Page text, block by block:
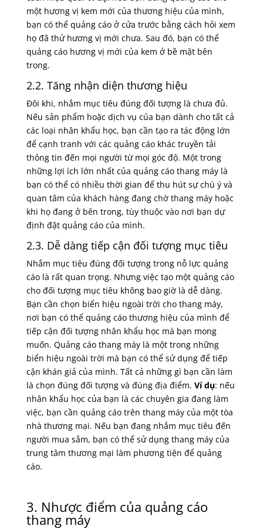
một hương vị kem mới của thương hiệu của mình,
bạn có thể quảng cáo ở cửa trước bằng cách hỏi xem
họ đã thử hương vị mới chưa. Sau đó, bạn có thể
quảng cáo hương vị mới của kem ở bề mặt bên
trong.
2.2. Tăng nhận diện thương hiệu
Đôi khi, nhắm mục tiêu đúng đối tượng là chưa đủ.
Nếu sản phẩm hoặc dịch vụ của bạn dành cho tất cả
các loại nhân khẩu học, bạn cần tạo ra tác động lớn
để cạnh tranh với các quảng cáo khác truyền tải
thông tin đến mọi người từ mọi góc độ. Một trong
những lợi ích lớn nhất của quảng cáo thang máy là
bạn có thể có nhiều thời gian để thu hút sự chú ý và
quan tâm của khách hàng đang chờ thang máy hoặc
khi họ đang ở bên trong, tùy thuộc vào nơi bạn dự
định đặt quảng cáo của mình.
2.3. Dễ dàng tiếp cận đối tượng mục tiêu
Nhắm mục tiêu đúng đối tượng trong nỗ lực quảng
cáo là rất quan trọng. Nhưng việc tạo một quảng cáo
cho đối tượng mục tiêu không bao giờ là dễ dàng.
Bạn cần chọn biển hiệu ngoài trời cho thang máy,
nơi bạn có thể quảng cáo thương hiệu của mình để
tiếp cận đối tượng nhân khẩu học mà bạn mong
muốn. Quảng cáo thang máy là một trong những
biển hiệu ngoài trời mà bạn có thể sử dụng để tiếp
cận khán giả của mình. Tất cả những gì bạn cần làm
là chọn đúng đối tượng và đúng địa điểm. Ví dụ: nếu
nhân khẩu học của bạn là các chuyên gia đang làm
việc, bạn cần quảng cáo trên thang máy của một tòa
nhà thương mại. Nếu bạn đang nhắm mục tiêu đến
người mua sắm, bạn có thể sử dụng thang máy của
trung tâm thương mại làm phương tiện để quảng
cáo.
3. Nhược điểm của quảng cáo
thang máy